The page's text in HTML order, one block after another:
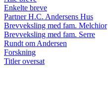
Enkelte breve
Partner H.C. Andersens Hus
Brevveksling med fam. Melchior
Brevveksling med fam. Serre
Rundt om Andersen
Forskning
Titler oversat